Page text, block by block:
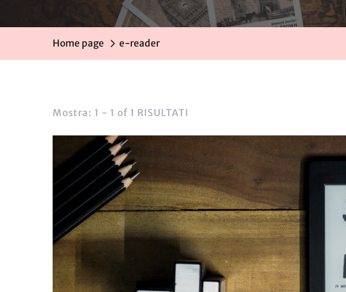
Home page e-reader
Mostra: 1 - 1 of 1 RISULTATI